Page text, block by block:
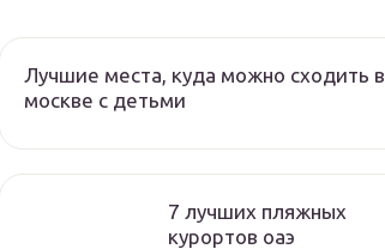
Лучшие места, куда можно сходить в
москве с детьми
7 лучших пляжных
курортов оаэ